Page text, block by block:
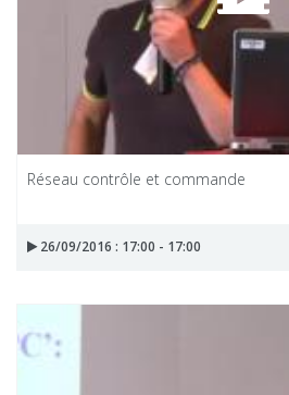
Réseau contrôle et commande
26/09/2016 : 17:00 - 17:00